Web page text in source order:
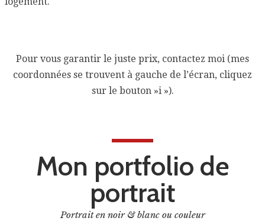
Pour vous garantir le juste prix, contactez moi (mes
coordonnées se trouvent à gauche de l’écran, cliquez
sur le bouton »i »).
Mon portfolio de
portrait
Portrait en noir & blanc ou couleur